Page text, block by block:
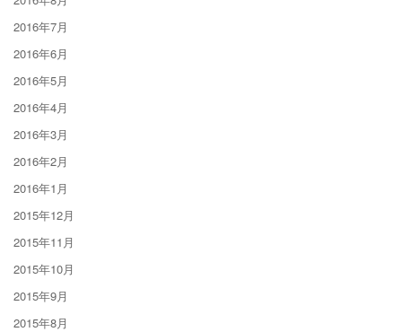
2016年7月
2016年6月
2016年5月
2016年4月
2016年3月
2016年2月
2016年1月
2015年12月
2015年11月
2015年10月
2015年9月
2015年8月